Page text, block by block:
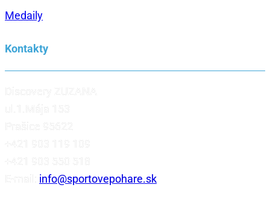
Medaily
Kontakty
info@sportovepohare.sk